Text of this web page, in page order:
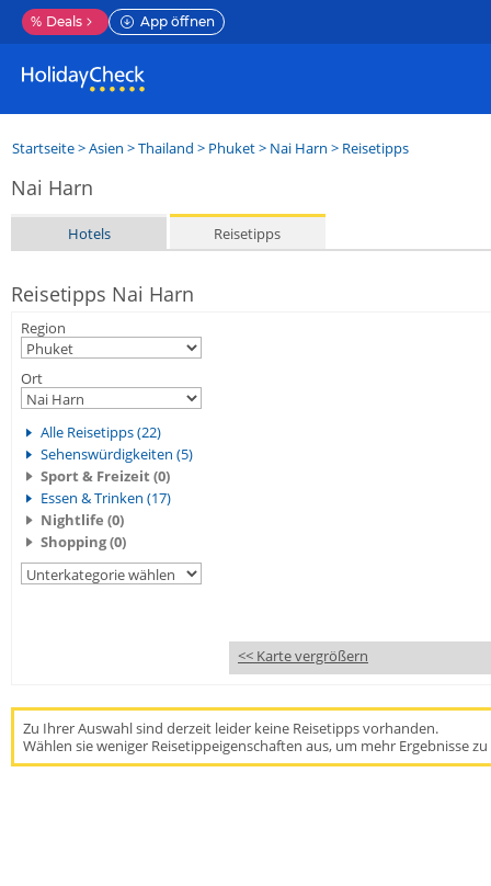
% Deals App öffnen
Startseite>Asien >Thailand > Phuket> Nai Harn > Reisetipps
Nai Harn
Hotels Reisetipps
Reisetipps Nai Harn
Region
Ort
Alle Reisetipps (22)
Sehenswürdigkeiten (5)
Sport & Freizeit (0)
Essen & Trinken (17)
Nightlife (0)
Shopping (0)
<< Karte vergrößern
Zu Ihrer Auswahl sind derzeit leider keine Reisetipps vorhanden.
Wählen sie weniger Reisetippeigenschaften aus, um mehr Ergebnisse